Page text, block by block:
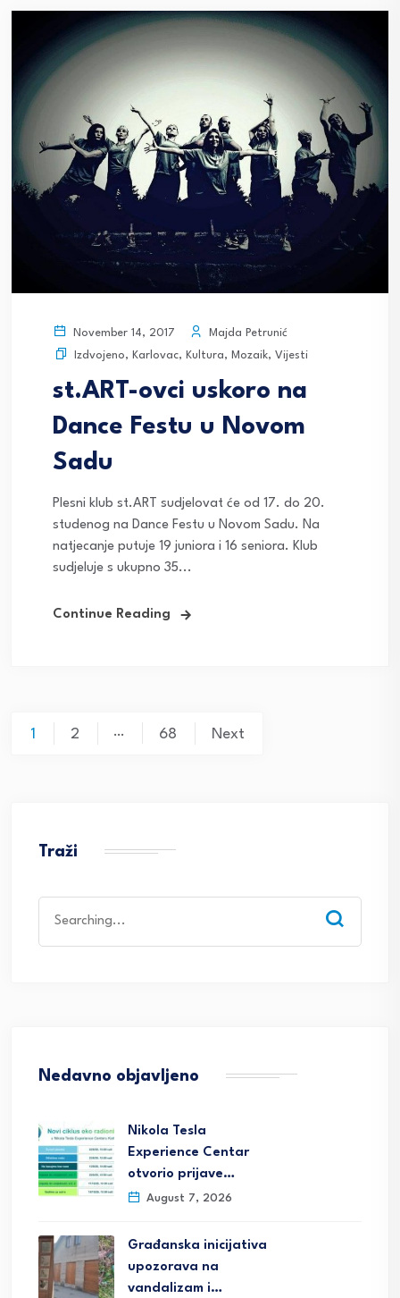
November 14, 2017
Majda Petrunić
Izdvojeno, Karlovac, Kultura, Mozaik, Vijesti
st.ART-ovci uskoro na
Dance Festu u Novom
Sadu
Plesni klub st.ART sudjelovat će od 17. do 20.
studenog na Dance Festu u Novom Sadu. Na
natjecanje putuje 19 juniora i 16 seniora. Klub
sudjeluje s ukupno 35...
Continue Reading
Posts
1 2 … 68 Next
Traži
for:
Nedavno objavljeno
Nikola Tesla
Experience Centar
otvorio prijave…
August 7, 2026
Građanska inicijativa
upozorava na
vandalizam i…